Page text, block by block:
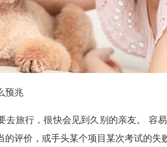
预兆
去旅行，很快会见到久别的亲友。 容
评价，或手头某个项目某次考试的失